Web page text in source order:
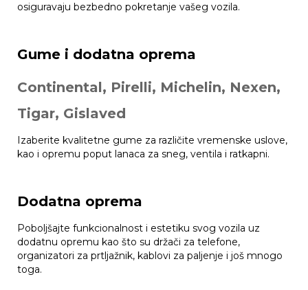
osiguravaju bezbedno pokretanje vašeg vozila.
Gume i dodatna oprema
Continental, Pirelli, Michelin, Nexen,
Tigar, Gislaved
Izaberite kvalitetne gume za različite vremenske uslove,
kao i opremu poput lanaca za sneg, ventila i ratkapni.
Dodatna oprema
Poboljšajte funkcionalnost i estetiku svog vozila uz
dodatnu opremu kao što su držači za telefone,
organizatori za prtljažnik, kablovi za paljenje i još mnogo
toga.